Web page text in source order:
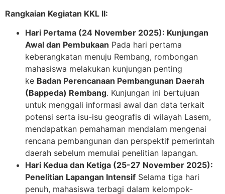
Rangkaian Kegiatan KKL II:
Hari Pertama (24 November 2025): Kunjungan
Awal dan Pembukaan Pada hari pertama
keberangkatan menuju Rembang, rombongan
mahasiswa melakukan kunjungan penting
ke Badan Perencanaan Pembangunan Daerah
(Bappeda) Rembang. Kunjungan ini bertujuan
untuk menggali informasi awal dan data terkait
potensi serta isu-isu geografis di wilayah Lasem,
mendapatkan pemahaman mendalam mengenai
rencana pembangunan dan perspektif pemerintah
daerah sebelum memulai penelitian lapangan.
Hari Kedua dan Ketiga (25-27 November 2025):
Penelitian Lapangan Intensif Selama tiga hari
penuh, mahasiswa terbagi dalam kelompok-